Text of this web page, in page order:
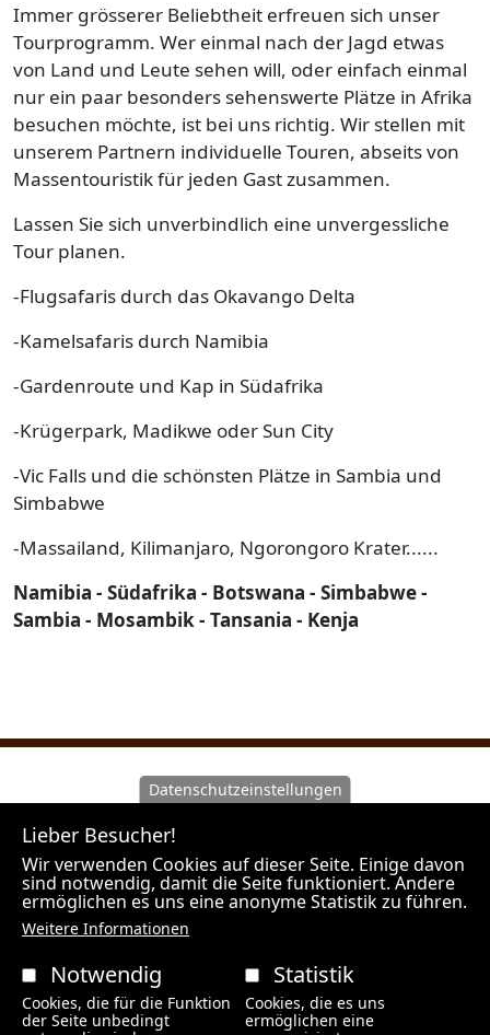
Immer grösserer Beliebtheit erfreuen sich unser
Tourprogramm. Wer einmal nach der Jagd etwas
von Land und Leute sehen will, oder einfach einmal
nur ein paar besonders sehenswerte Plätze in Afrika
besuchen möchte, ist bei uns richtig. Wir stellen mit
unserem Partnern individuelle Touren, abseits von
Massentouristik für jeden Gast zusammen.
Lassen Sie sich unverbindlich eine unvergessliche
Tour planen.
-Flugsafaris durch das Okavango Delta
-Kamelsafaris durch Namibia
-Gardenroute und Kap in Südafrika
-Krügerpark, Madikwe oder Sun City
-Vic Falls und die schönsten Plätze in Sambia und
Simbabwe
-Massailand, Kilimanjaro, Ngorongoro Krater......
Namibia - Südafrika - Botswana - Simbabwe -
Sambia - Mosambik - Tansania - Kenja
Wir machen Sie darauf aufmerksam, dass Hunt Experts
als Vermittler agiert und nicht Veranstalter der
angebotenen Reisen ist. Unsere Outfitter sind
Veranstalter der Jagdreisen und es gelten die Rechte
des jeweiligen Landes in welchem der Outfitter seinen
Firmensitz hat.
HUNT EXPERTS / BÜRO WIEN / Spechtgasse 4 / 2384
Breitenfurt bei Wien
Datenschutzeinstellungen
Lieber Besucher!
Wir verwenden Cookies auf dieser Seite. Einige davon
sind notwendig, damit die Seite funktioniert. Andere
ermöglichen es uns eine anonyme Statistik zu führen.
Weitere Informationen
Notwendig
Cookies, die für die Funktion
der Seite unbedingt
Statistik
Cookies, die es uns
ermöglichen eine